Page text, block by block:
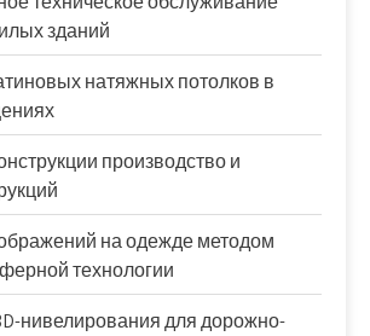
зданий
натяжных потолков в
производство и
на одежде методом
технологии
нивелирования для дорожно-